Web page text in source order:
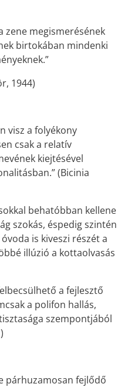
zene megismerésének
birtokában mindenki
1944)
visz a folyékony
csak a relatív
kiejtésével
(Bicinia
behatóbban kellene
szokás, éspedig szintén
is kiveszi részét a
illúzió a kottaolvasás
a fejlesztő
a polifon hallás,
szempontjából
párhuzamosan fejlődő